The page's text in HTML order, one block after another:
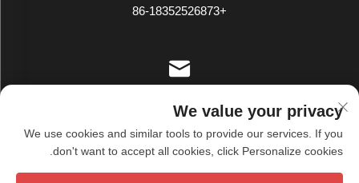
+86-18352526873
حقوق الطبع والنشر © شركة ووشي تيانشيو للنسيج المحدودة. جميع
We value your privacy
We use cookies and similar tools to provide our services. If you
don't want to accept all cookies, click Personalize cookies.